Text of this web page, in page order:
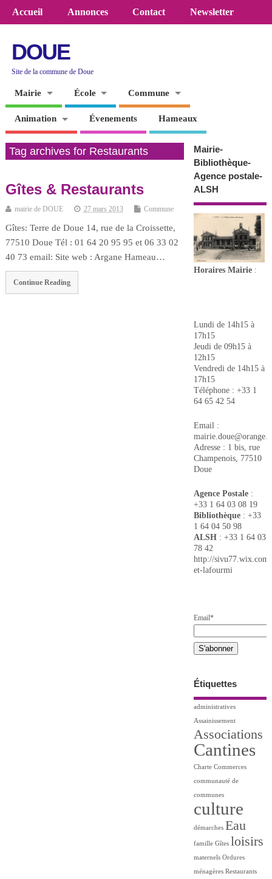
Accueil Annonces Contact Newsletter
DOUE
Site de la commune de Doue
Mairie École Commune
Animation Évenements Hameaux
Tag archives for Restaurants
Gîtes & Restaurants
mairie de DOUE 27 mars 2013 Commune
Gîtes: Terre de Doue 14, rue de la Croissette,
77510 Doue Tél : 01 64 20 95 95 et 06 33 02
40 73 email: Site web : Argane Hameau…
Continue Reading
Mairie-
Bibliothèque-
Agence postale-
ALSH
Horaires Mairie :
Lundi de 14h15 à
17h15
Jeudi de 09h15 à
12h15
Vendredi de 14h15 à
17h15
Téléphone : +33 1
64 65 42 54
Email :
Adresse : 1 bis, rue
Champenois, 77510
Doue
Agence Postale:
+33 1 64 03 08 19
Bibliothèque: +33
1 64 04 50 98
ALSH: +33 1 64 03
78 42
http://
et-lafourmi
Email*
Étiquettes
administratives
Assainissement
Associations
Cantines
Charte Commerces
communauté de
communes
culture
démarches Eau
famille Gîtes loisirs
maternels Ordures
ménagères Restaurants